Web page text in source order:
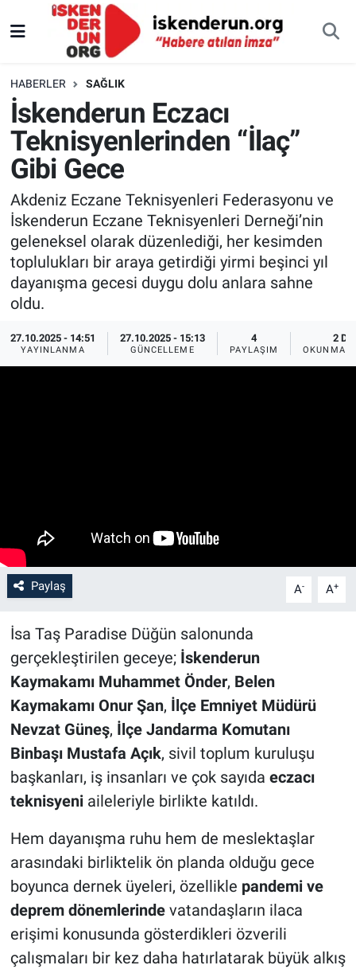
HABERLER SAĞLIK
İskenderun Eczacı
Teknisyenlerinden “İlaç”
Gibi Gece
Akdeniz Eczane Teknisyenleri Federasyonu ve
İskenderun Eczane Teknisyenleri Derneği’nin
geleneksel olarak düzenlediği, her kesimden
toplulukları bir araya getirdiği yirmi beşinci yıl
dayanışma gecesi duygu dolu anlara sahne
oldu.
27.10.2025 - 14:51
YAYINLANMA
27.10.2025 - 15:13
GÜNCELLEME
4
PAYLAŞIM
2 DK
OKUNMA
Paylaş A- A+
İsa Taş Paradise Düğün salonunda
gerçekleştirilen geceye; İskenderun
Kaymakamı Muhammet Önder, Belen
Kaymakamı Onur Şan, İlçe Emniyet Müdürü
Nevzat Güneş, İlçe Jandarma Komutanı
Binbaşı Mustafa Açık, sivil toplum kuruluşu
başkanları, iş insanları ve çok sayıda eczacı
teknisyeniaileleriyle birlikte katıldı.
Hem dayanışma ruhu hem de meslektaşlar
arasındaki birliktelik ön planda olduğu gece
boyunca dernek üyeleri, özellikle pandemi ve
deprem dönemlerindevatandaşların ilaca
erişimi konusunda gösterdikleri özverili
çalışmaları bir kez daha hatırlatarak büyük alkış